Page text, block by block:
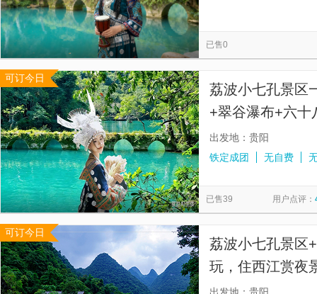
已售0
可订今日
荔波小七孔景区
+翠谷瀑布+六十
不进店 多套餐可
出发地：贵阳
铁定成团
无自费
已售39 用户点评：
可订今日
荔波小七孔景区
玩，住西江赏夜